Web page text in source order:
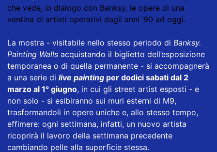
che vede, in dialogo con Banksy, le opere di una
ventina di artisti operativi dagli anni ’90 ad oggi.
La mostra - visitabile nello stesso periodo di Banksy.
Painting Walls acquistando il biglietto dell’esposizione
temporanea o di quella permanente - si accompagnerà
a una serie di live painting per dodici sabati dal 2
marzo al 1° giugno, in cui gli street artist esposti - e
non solo - si esibiranno sui muri esterni di M9,
trasformandoli in opere uniche e, allo stesso tempo,
effimere: ogni settimana, infatti, un nuovo artista
ricoprirà il lavoro della settimana precedente
cambiando pelle alla superficie stessa.